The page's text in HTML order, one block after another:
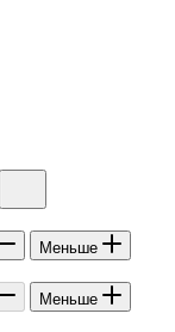
Меньше
Меньше